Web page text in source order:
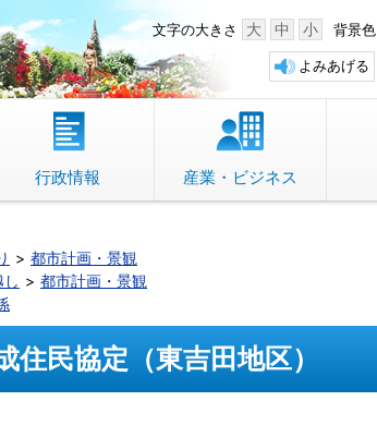
市 「故郷」のふるさと 背景色
文字の大きさ 大 中 小
よみあげる
行政情報 産業・ビジネス
都市計画・景観
都市計画・景観
住民協定（東吉田地区）